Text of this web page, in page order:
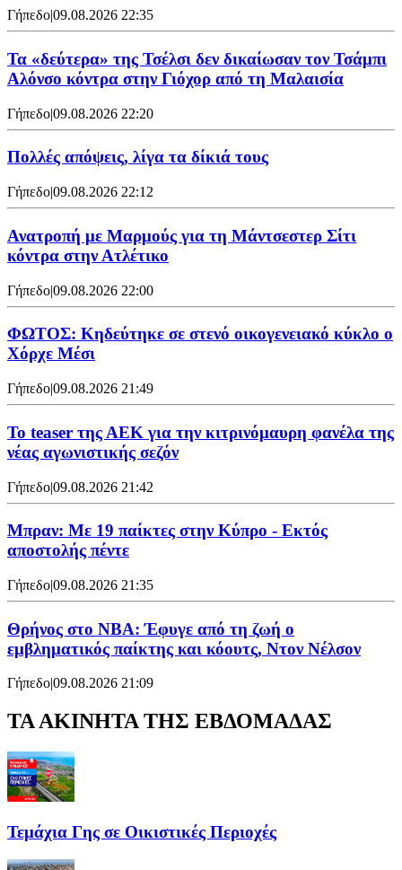
Γήπεδο|09.08.2026 22:35
Τα «δεύτερα» της Τσέλσι δεν δικαίωσαν τον Τσάμπι
Αλόνσο κόντρα στην Γιόχορ από τη Μαλαισία
Γήπεδο|09.08.2026 22:20
Πολλές απόψεις, λίγα τα δίκιά τους
Γήπεδο|09.08.2026 22:12
Ανατροπή με Μαρμούς για τη Μάντσεστερ Σίτι
κόντρα στην Ατλέτικο
Γήπεδο|09.08.2026 22:00
ΦΩΤΟΣ: Κηδεύτηκε σε στενό οικογενειακό κύκλο ο
Χόρχε Μέσι
Γήπεδο|09.08.2026 21:49
Το teaser της ΑΕΚ για την κιτρινόμαυρη φανέλα της
νέας αγωνιστικής σεζόν
Γήπεδο|09.08.2026 21:42
Μπραν: Με 19 παίκτες στην Κύπρο - Εκτός
αποστολής πέντε
Γήπεδο|09.08.2026 21:35
Θρήνος στο NBA: Έφυγε από τη ζωή ο
εμβληματικός παίκτης και κόουτς, Ντον Νέλσον
Γήπεδο|09.08.2026 21:09
ΤΑ ΑΚΙΝΗΤΑ ΤΗΣ ΕΒΔΟΜΑΔΑΣ
Τεμάχια Γης σε Οικιστικές Περιοχές